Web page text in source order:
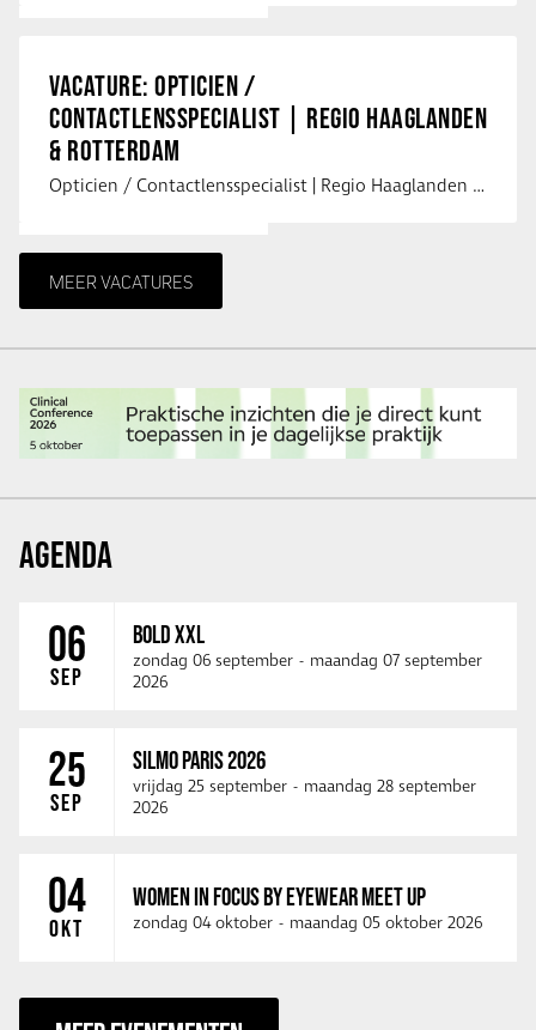
VACATURE: OPTICIEN /
CONTACTLENSSPECIALIST | REGIO HAAGLANDEN
& ROTTERDAM
Opticien / Contactlensspecialist | Regio Haaglanden & Rotterdam Saludos uit …
MEER VACATURES
AGENDA
06
SEP
BOLD XXL
zondag 06 september - maandag 07 september
2026
25
SEP
SILMO PARIS 2026
vrijdag 25 september - maandag 28 september
2026
04
OKT
WOMEN IN FOCUS BY EYEWEAR MEET UP
zondag 04 oktober - maandag 05 oktober 2026